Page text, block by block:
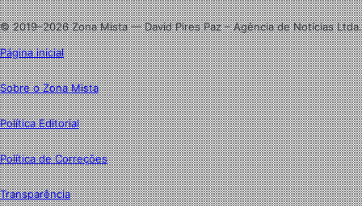
Instagram
© 2019–2026 Zona Mista — David Pires Paz – Agência de Notícias Ltda.
Página inicial
Sobre o Zona Mista
Política Editorial
Política de Correções
Transparência